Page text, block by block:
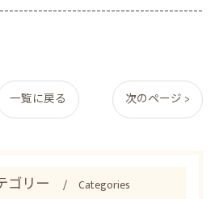
一覧に戻る 次のページ >
ゴリー Categories